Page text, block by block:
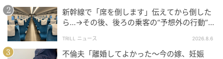
新幹線で「席を倒します」伝えてから倒した
ら…→その後、後ろの乗客の“予想外の行動”に
TRILL ニュース 2026.8.6
不倫夫「離婚してよかった〜今の嫁、妊娠